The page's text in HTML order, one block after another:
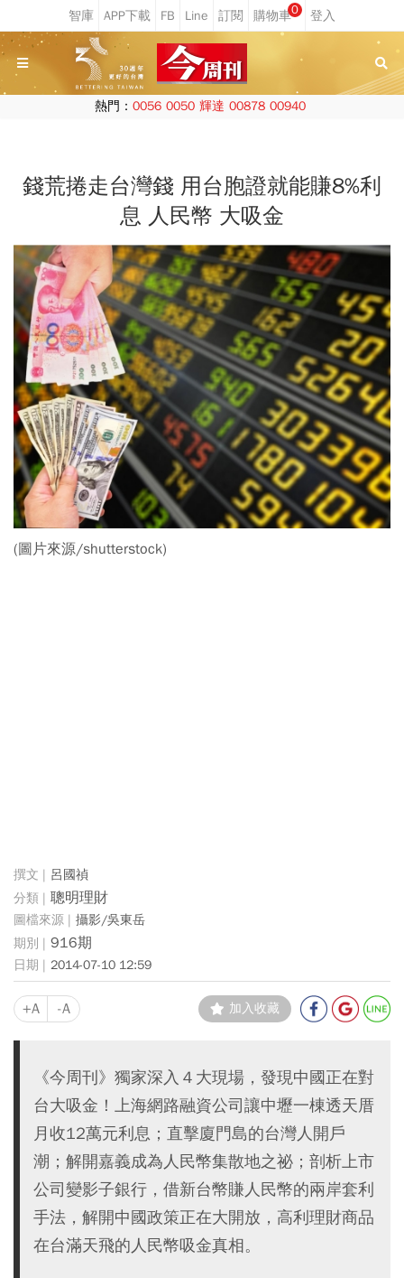
0
熱門： 0056 0050 輝達 00878 00940
錢荒捲走台灣錢 用台胞證就能賺8%利
息 人民幣 大吸金
(圖片來源/shutterstock)
呂國禎
聰明理財
攝影/吳東岳
916期
2014-07-10 12:59
+A -A 加入收藏
《今周刊》獨家深入４大現場，發現中國正在對
台大吸金！上海網路融資公司讓中壢一棟透天厝
月收12萬元利息；直擊廈門島的台灣人開戶
潮；解開嘉義成為人民幣集散地之祕；剖析上市
公司變影子銀行，借新台幣賺人民幣的兩岸套利
手法，解開中國政策正在大開放，高利理財商品
在台滿天飛的人民幣吸金真相。